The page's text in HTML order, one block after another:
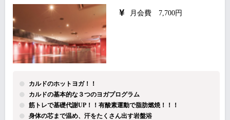
月会費 7,700円
カルドのホットヨガ！！
カルドの基本的な３つのヨガプログラム
筋トレで基礎代謝UP！！有酸素運動で脂肪燃焼！！！
身体の芯まで温め、汗をたくさん出す岩盤浴